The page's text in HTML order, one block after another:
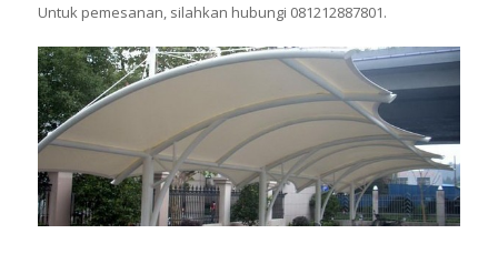
Untuk pemesanan, silahkan hubungi 081212887801.